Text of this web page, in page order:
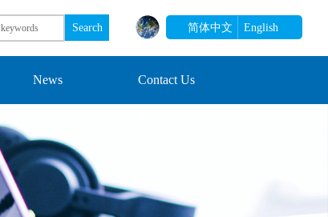
Search 简体中文 English
News Contact Us